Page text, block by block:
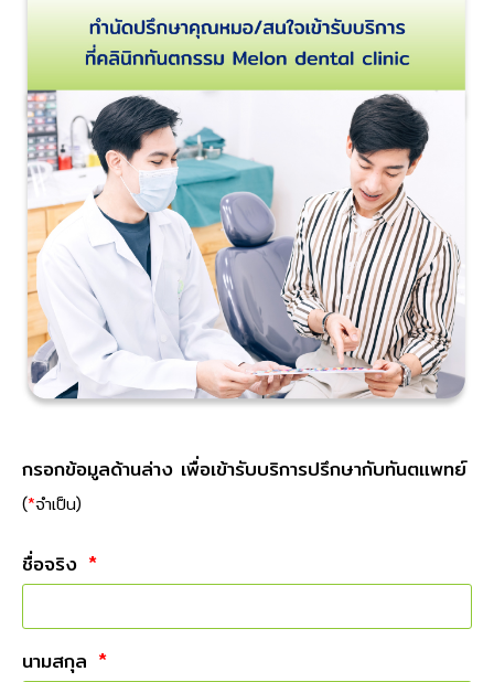
กรอกข้อมูลด้านล่าง เพื่อเข้ารับบริการปรึกษากับทันตแพทย์
(*จำเป็น)
ชื่อจริง
นามสกุล